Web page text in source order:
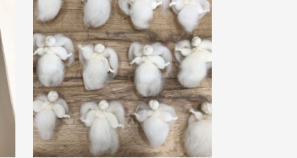
ANGIOLETTO
da realizzare
30 pz